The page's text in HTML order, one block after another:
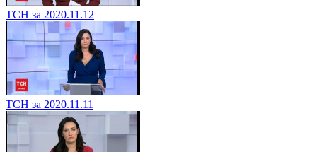
ТСН за 2020.11.12
ТСН за 2020.11.11